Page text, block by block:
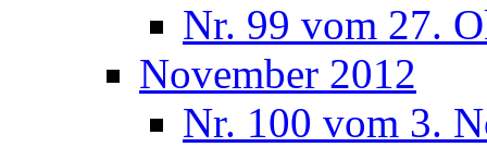
Nr. 99 vom 27.
November 2012
Nr. 100 vom 3.